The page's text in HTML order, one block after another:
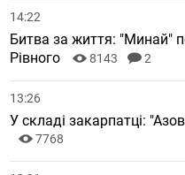
14:22
Битва за життя: "Минай"
Рівного
8143 2
13:26
У складі закарпатці:
7768